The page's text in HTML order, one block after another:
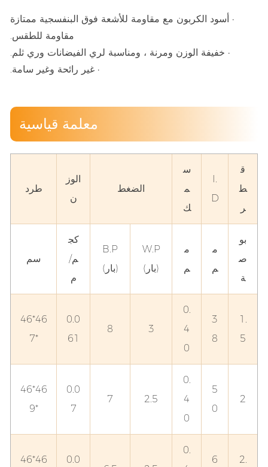
• أسود الكربون مع مقاومة للأشعة فوق البنفسجية ممتازة
مقاومة للطقس.
• خفيفة الوزن ومرنة ، ومناسبة لري الفيضانات وري ثلم.
• غير رائحة وغير سامة.
معلمة قياسية
ق
ط
ر
I.
D
س
م
ك
الضغط
الوز
ن
طرد
بو
ص
ة
م
م
م
م
W.P
(بار)
B.P
(بار)
كج
م/
م
سم
1.
5
3
8
0.
4
0
3
8
0.0
61
46*46
*7
2
5
0
0.
4
0
2.5
7
0.0
7
46*46
*9
2.
6
0.
0.0
46*46